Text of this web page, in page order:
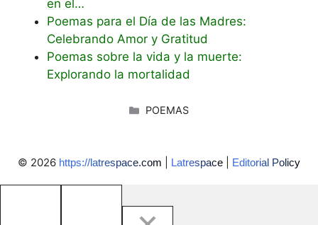
en el…
Poemas para el Día de las Madres:
Celebrando Amor y Gratitud
Poemas sobre la vida y la muerte:
Explorando la mortalidad
CATEGORÍAS
POEMAS
© 2026 https://latrespace.com Latrespace Editorial Policy